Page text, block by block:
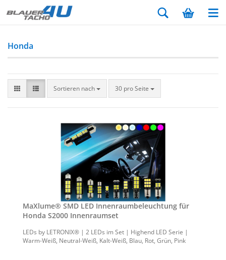
Honda
Sortieren nach 30 pro Seite
MaXlu­me® SMD LED In­nen­raum­be­leuch­tung für
Honda S2000 In­nen­ra­um­set
LEDs by LE­TRO­NIX® | 2 LEDs im Set | Hig­h­end LED Serie |
Warm-​Weiß, Neutral-​Weiß, Kalt-​Weiß, Blau, Rot, Grün, Pink